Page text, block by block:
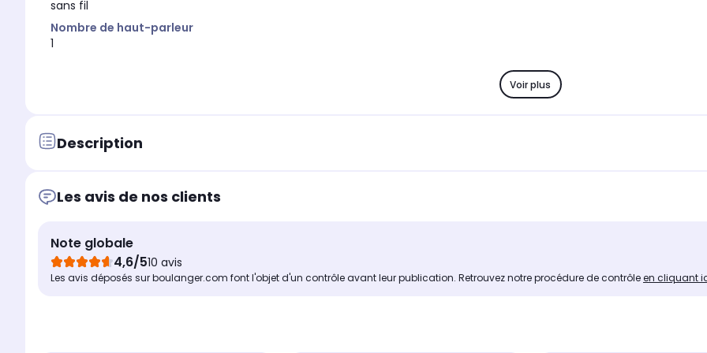
sans fil
Nombre de haut-parleur
1
Voir plus
Description
Les avis de nos clients
Note globale
4,6/510 avis
Les avis déposés sur boulanger.com font l'objet d'un contrôle avant leur publication. Retrouvez notre procédure de contrôleen cliquant